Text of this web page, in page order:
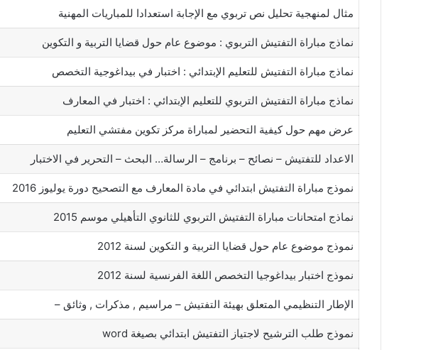
مثال لمنهجية تحليل نص تربوي مع الإجابة استعدادا للمباريات المهنية
نماذج مباراة التفتيش التربوي : موضوع عام حول قضايا التربية و التكوين
نماذج مباراة التفتيش للتعليم الإبتدائي : اختبار في بيداغوجية التخصص
نماذج مباراة التفتيش التربوي للتعليم الإبتدائي : اختبار في المعارف
عرض مهم حول كيفية التحضير لمباراة مركز تكوين مفتشي التعليم
الاعداد للتفتيش – نصائح – برنامج – الرسالة… البحث – التحرير في الاختبار
نموذج مباراة التفتيش ابتدائي في مادة المعارف مع التصحيح دورة يوليوز 2016
نماذج امتحانات مباراة التفتيش التربوي للثانوي التأهيلي موسم 2015
نموذج موضوع عام حول قضايا التربية و التكوين لسنة 2012
نموذج اختبار بيداغوجيا التخصص اللغة الفرنسية لسنة 2012
الإطار التنظيمي المتعلق بهيئة التفتيش – مراسيم , مذكرات , وثائق –
نموذج طلب الترشيح لاجتياز التفتيش ابتدائي بصيغة word